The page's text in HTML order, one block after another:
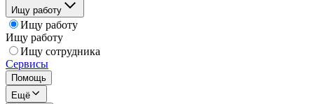
Ищу работу
Ищу работу
Ищу работу
Ищу сотрудника
Сервисы
Помощь
Ещё